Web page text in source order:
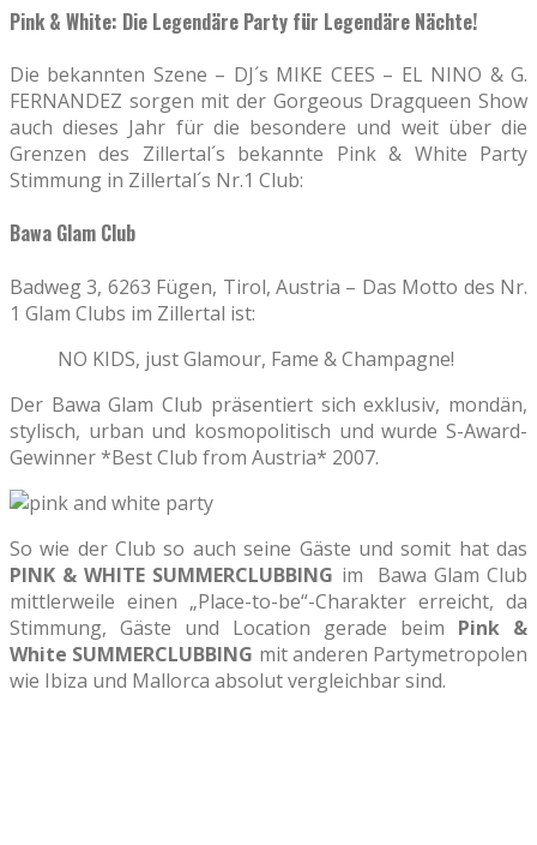
Pink & White: Die Legendäre Party für Legendäre Nächte!
Die bekannten Szene – DJ´s MIKE CEES – EL NINO & G.
FERNANDEZ sorgen mit der Gorgeous Dragqueen Show
auch dieses Jahr für die besondere und weit über die
Grenzen des Zillertal´s bekannte Pink & White Party
Stimmung in Zillertal´s Nr.1 Club:
Bawa Glam Club
Badweg 3, 6263 Fügen, Tirol, Austria – Das Motto des Nr.
1 Glam Clubs im Zillertal ist:
NO KIDS, just Glamour, Fame & Champagne!
Der Bawa Glam Club präsentiert sich exklusiv, mondän,
stylisch, urban und kosmopolitisch und wurde S-Award-
Gewinner *Best Club from Austria* 2007.
So wie der Club so auch seine Gäste und somit hat das
PINK & WHITE SUMMERCLUBBING im
Bawa Glam Club
mittlerweile einen „Place-to-be“-Charakter erreicht, da
Stimmung, Gäste und Location gerade beim Pink &
White SUMMERCLUBBING mit anderen Partymetropolen
wie Ibiza und Mallorca absolut vergleichbar sind.